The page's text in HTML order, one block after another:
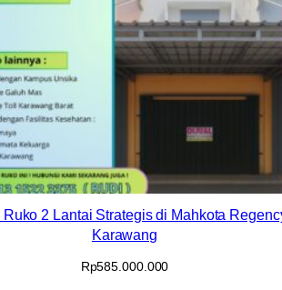
Ruko 2 Lantai Strategis di Mahkota
Karawang
Rp585.000.000